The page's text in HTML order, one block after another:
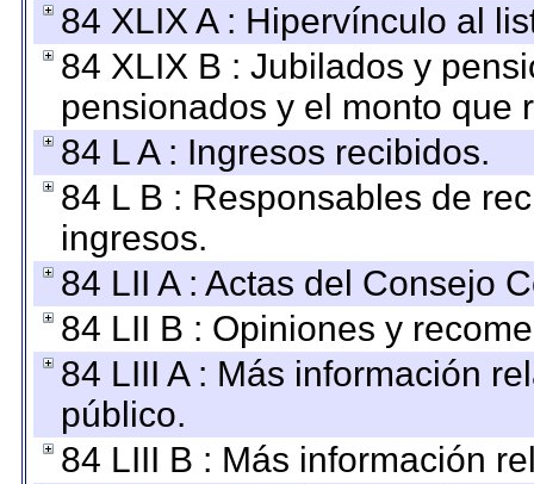
84 XLIX A : Hipervínculo al
84 XLIX B : Jubilados y
pensionados y el monto que
84 L A : Ingresos recibidos.
84 L B : Responsables de
ingresos.
84 LII A : Actas del Consejo
84 LII B : Opiniones y
84 LIII A : Más información
público.
84 LIII B : Más información